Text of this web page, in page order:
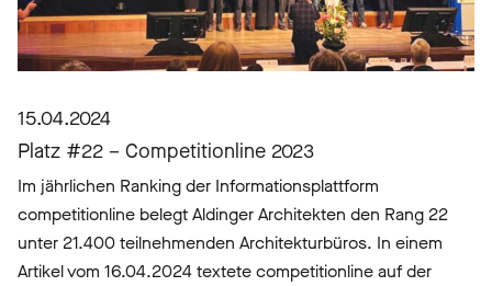
15.04.2024
Platz #22 – Competitionline 2023
Im jährlichen Ranking der Informationsplattform
competitionline belegt Aldinger Architekten den Rang 22
unter 21.400 teilnehmenden Architekturbüros. In einem
Artikel vom 16.04.2024 textete competitionline auf der